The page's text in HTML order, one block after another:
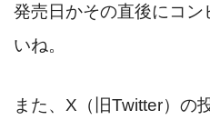
発売日かその直後にコン
いね。
また、X（旧Twitter）の